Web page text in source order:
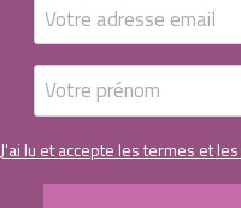
J'ai lu et accepte les termes et